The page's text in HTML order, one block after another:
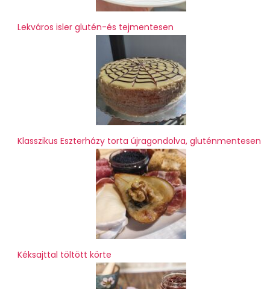
Lekváros isler glutén-és tejmentesen
Klasszikus Eszterházy torta újragondolva, gluténmentesen
Kéksajttal töltött körte